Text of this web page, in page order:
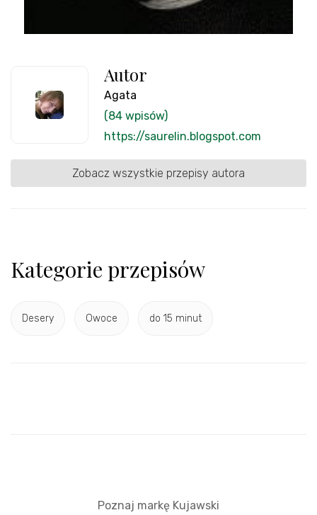
Autor
Agata
(84 wpisów)
https://saurelin.blogspot.com
Zobacz wszystkie przepisy autora
Kategorie przepisów
Desery Owoce do 15 minut
Poznaj markę Kujawski